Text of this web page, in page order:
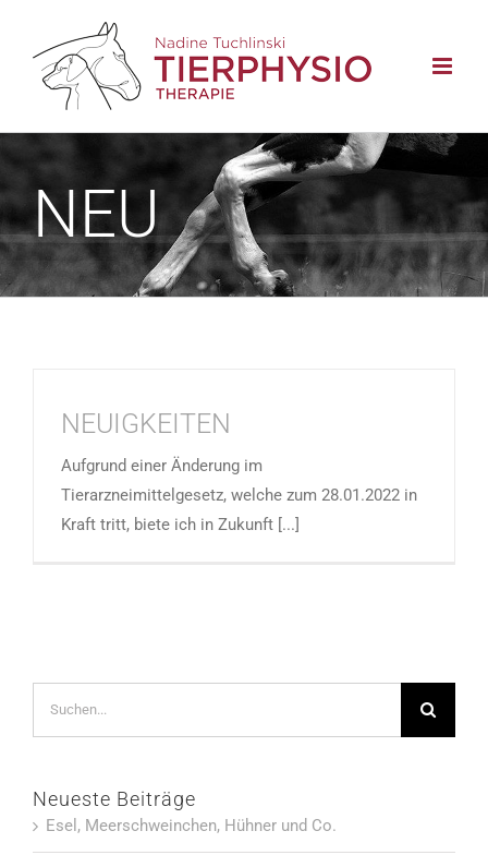
springen
NEU
NEUIGKEITEN
Aufgrund einer Änderung im
Tierarzneimittelgesetz, welche zum 28.01.2022 in
Kraft tritt, biete ich in Zukunft [...]
Neueste Beiträge
Esel, Meerschweinchen, Hühner und Co.